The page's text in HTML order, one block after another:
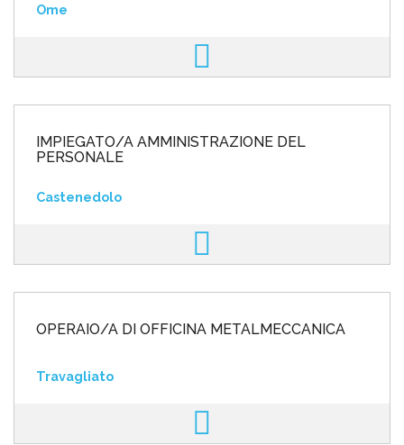
Ome
IMPIEGATO/A AMMINISTRAZIONE DEL
PERSONALE
Castenedolo
OPERAIO/A DI OFFICINA METALMECCANICA
Travagliato